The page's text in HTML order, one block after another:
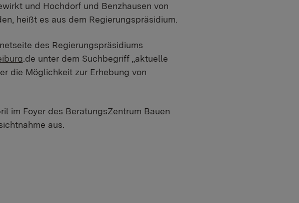
und Hochdorf und Benzhausen von
heißt es aus dem Regierungspräsidium.
des Regierungspräsidiums
.de unter dem Suchbegriff „aktuelle
die Möglichkeit zur Erhebung von
im Foyer des BeratungsZentrum Bauen
aus.